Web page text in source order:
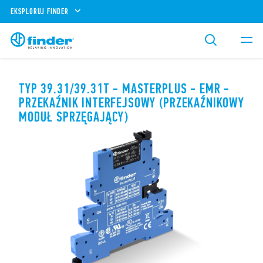
EKSPLORUJ FINDER
TYP 39.31/39.31T - MASTERPLUS - EMR -
PRZEKAŹNIK INTERFEJSOWY (PRZEKAŹNIKOWY
MODUŁ SPRZĘGAJĄCY)